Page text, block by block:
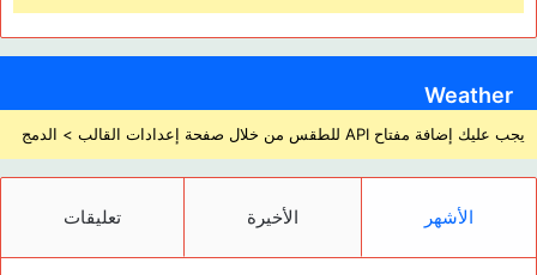
Weather
يجب عليك إضافة مفتاح API للطقس من خلال صفحة إعدادات القالب > الدمج
الأشهر الأخيرة تعليقات